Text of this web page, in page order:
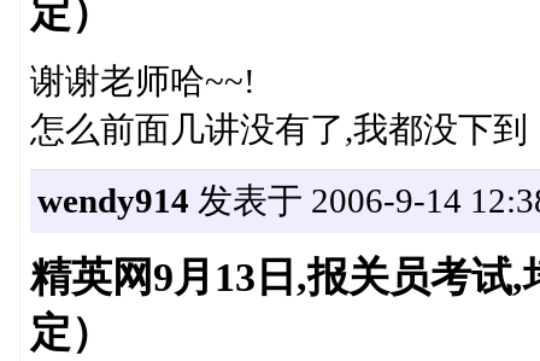
定）
谢谢老师哈~~!
怎么前面几讲没有了,我都没下到
wendy914 发表于 2006-9-14
精英网9月13日,报关员考试
定）